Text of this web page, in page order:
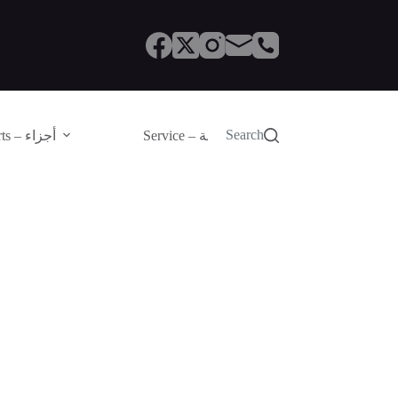
Parts – أجزاء Service – الصيانةSearch